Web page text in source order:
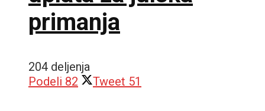
primanja
204 deljenja
Podeli 82 Tweet 51